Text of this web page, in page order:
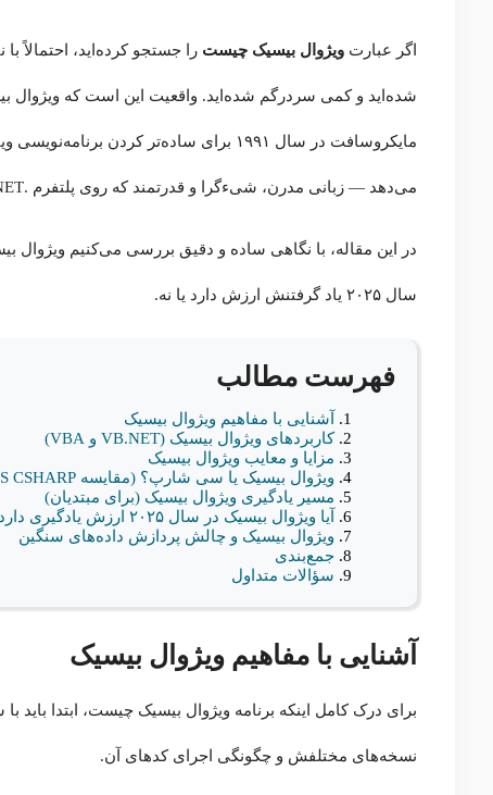
اگر عبارت ویژوال بیسیک چیست
شده‌اید و کمی سردرگم شده‌اید. واقعیت این است که ویژوال
می‌دهد — زبانی مدرن، شیءگرا و قدرتمند که روی پلتفرم .NET اجرا می‌شود.
در این مقاله، با نگاهی ساده و دقیق بررسی می‌کنیم ویژوال
سال ۲۰۲۵ یاد گرفتنش ارزش دارد یا نه.
فهرست مطالب
آشنایی با مفاهیم ویژوال بیسیک
کاربردهای ویژوال بیسیک (VB.NET و VBA)
مزایا و معایب ویژوال بیسیک
ویژوال بیسیک یا سی شارپ؟ (مقایسه VB.NET VS CSHARP)
مسیر یادگیری ویژوال بیسیک (برای مبتدیان)
آیا ویژوال بیسیک در سال ۲۰۲۵ ارزش یادگیری دارد؟
ویژوال بیسیک و چالش پردازش داده‌های سنگین
جمع‌بندی
سؤالات متداول
آشنایی با مفاهیم ویژوال بیسیک
برای درک کامل اینکه برنامه ویژوال بیسیک چیست، ابتدا
نسخه‌های مختلفش و چگونگی اجرای کدهای آن.